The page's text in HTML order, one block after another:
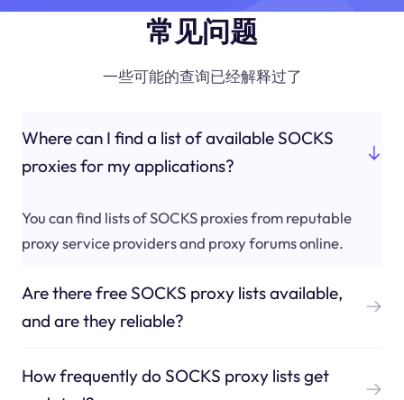
常见问题
一些可能的查询已经解释过了
Where can I find a list of available SOCKS
proxies for my applications?
You can find lists of SOCKS proxies from reputable
proxy service providers and proxy forums online.
Are there free SOCKS proxy lists available,
and are they reliable?
How frequently do SOCKS proxy lists get